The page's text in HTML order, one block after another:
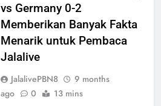
vs Germany 0-2
Memberikan Banyak Fakta
Menarik untuk Pembaca
Jalalive
JalalivePBN8
9 months
ago
0 13 mins